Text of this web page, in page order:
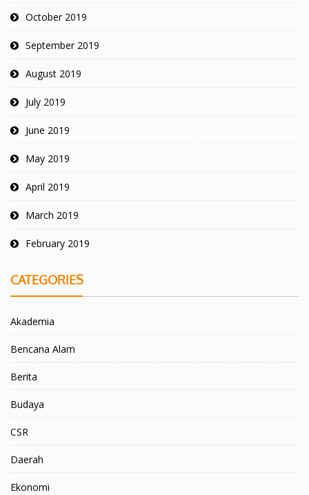
October 2019
September 2019
August 2019
July 2019
June 2019
May 2019
April 2019
March 2019
February 2019
CATEGORIES
Akademia
Bencana Alam
Berita
Budaya
CSR
Daerah
Ekonomi